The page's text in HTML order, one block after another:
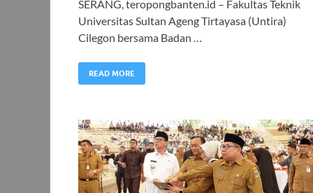
SERANG, teropongbanten.id – Fakultas Teknik
Universitas Sultan Ageng Tirtayasa (Untira)
Cilegon bersama Badan …
READ MORE